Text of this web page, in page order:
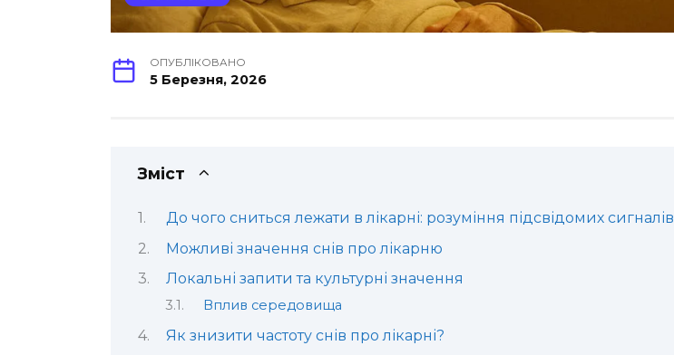
ОПУБЛІКОВАНО
5 Березня, 2026
Зміст
До чого сниться лежати в лікарні: розуміння підсвідомих сигналів
Можливі значення снів про лікарню
Локальні запити та культурні значення
Вплив середовища
Як знизити частоту снів про лікарні?